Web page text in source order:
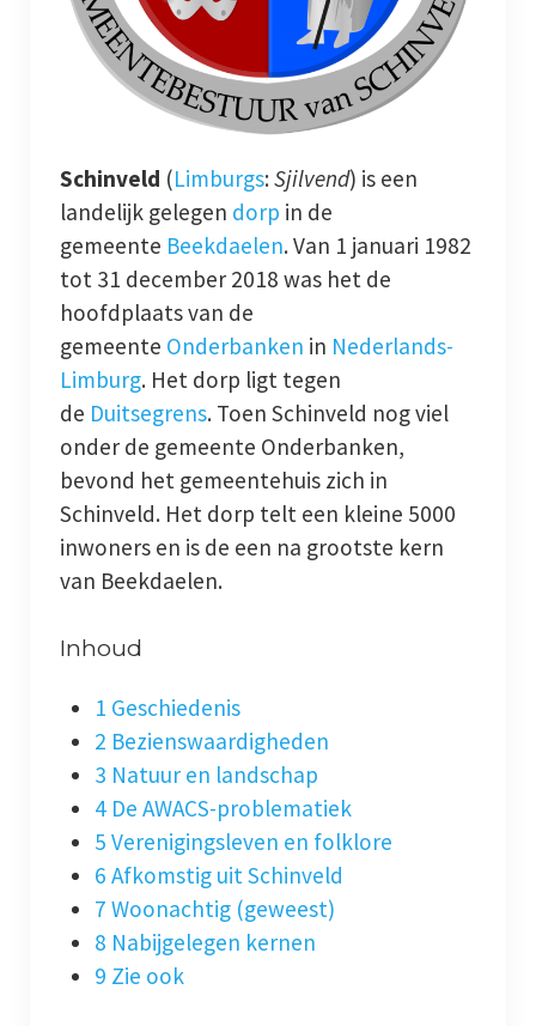
Merkelbeek
Wat publiceerden de kranten over onze kernen
Foto en film
Genealogie
Werkgroepen
Dialect
Catalogus overzicht
Nieuwsarchief
Privacy
Beveiligde paginas
Bestuur
Leden pagina
Aansprakelijkheid
Links
Archief
Schinveld (Limburgs:Sjilvend) is een
landelijk gelegen dorp in de
gemeente Beekdaelen. Van 1 januari 1982
tot 31 december 2018 was het de
hoofdplaats van de
gemeente Onderbanken in Nederlands-
Limburg. Het dorp ligt tegen
de Duitsegrens. Toen Schinveld nog viel
onder de gemeente Onderbanken,
bevond het gemeentehuis zich in
Schinveld. Het dorp telt een kleine 5000
inwoners en is de een na grootste kern
van Beekdaelen.
Inhoud
1 Geschiedenis
2 Bezienswaardigheden
3 Natuur en landschap
4 De AWACS-problematiek
5 Verenigingsleven en folklore
6 Afkomstig uit Schinveld
7 Woonachtig (geweest)
8 Nabijgelegen kernen
9 Zie ook